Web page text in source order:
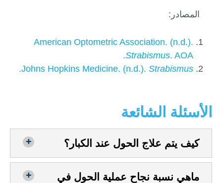
المصادر:
American Optometric Association. (n.d.).
Strabismus. AOA.
Johns Hopkins Medicine. (n.d.). Strabismus
.
الأسئلة الشائعة
كيف يتم علاج الحول عند الكبار؟
ماهي نسبة نجاح عملية الحول في